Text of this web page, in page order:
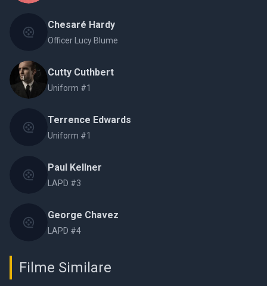
Chesaré Hardy
Officer Lucy Blume
Cutty Cuthbert
Uniform #1
Terrence Edwards
Uniform #1
Paul Kellner
LAPD #3
George Chavez
LAPD #4
Filme Similare